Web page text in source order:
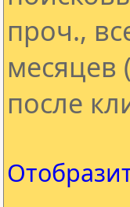
проч.,
месяцев
после